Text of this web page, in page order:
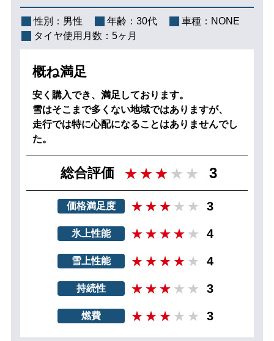
性別： 男性 年齢： 30代 車種： NONE
タイヤ使用月数： 5ヶ月
概ね満足
安く購入でき、満足しております。
雪はそこまで多くない地域ではありますが、
走行では特に心配になることはありませんでし
た。
総合評価 3
価格満足度 3
氷上性能 4
雪上性能 4
持続性 3
燃費 3